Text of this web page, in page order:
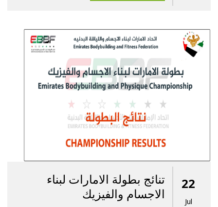
تنائج بطولة الامارات لبناء
الاجسام والفيزيك
22
Jul